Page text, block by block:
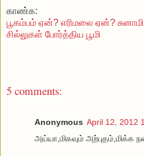
காண்க:
பூகம்பம் ஏன்? எரிமலை ஏன்?
சில்லுகள் போர்த்திய பூமி
5 comments:
Anonymous April 12, 2012
அய்யா,மிகவும் அற்புதம்,மிக்க